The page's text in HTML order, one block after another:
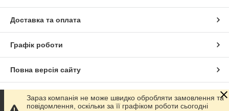
Доставка та оплата
Графік роботи
Повна версія сайту
Сайт створено на маркетплейсіProm.ua
Зараз компанія не може швидко обробляти замовлення та
повідомлення, оскільки за її графіком роботи сьогодні